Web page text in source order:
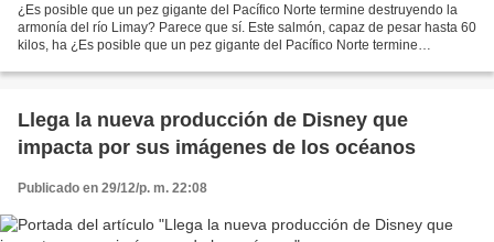
¿Es posible que un pez gigante del Pacífico Norte termine destruyendo la
armonía del río Limay? Parece que sí. Este salmón, capaz de pesar hasta 60
kilos, ha ¿Es posible que un pez gigante del Pacífico Norte termine
Llega la nueva producción de Disney que
impacta por sus imágenes de los océanos
Publicado en 29/12/p. m. 22:08